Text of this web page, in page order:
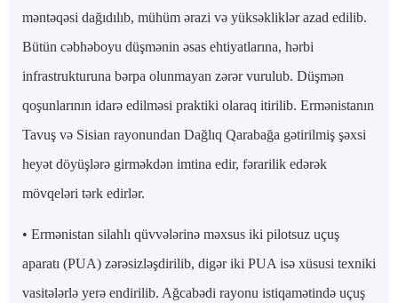
məntəqəsi dağıdılıb, mühüm ərazi və yüksəkliklər azad edilib.
Bütün cəbhəboyu düşmənin əsas ehtiyatlarına, hərbi
infrastrukturuna bərpa olunmayan zərər vurulub. Düşmən
qoşunlarının idarə edilməsi praktiki olaraq itirilib. Ermənistanın
Tavuş və Sisian rayonundan Dağlıq Qarabağa gətirilmiş şəxsi
heyət döyüşlərə girməkdən imtina edir, fərarilik edərək
mövqeləri tərk edirlər.
• Ermənistan silahlı qüvvələrinə məxsus iki pilotsuz uçuş
aparatı (PUA) zərəsizləşdirilib, digər iki PUA isə xüsusi texniki
vasitələrlə yerə endirilib. Ağcabədi rayonu istiqamətində uçuş